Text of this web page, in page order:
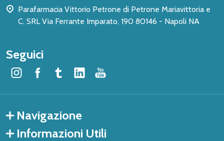
Parafarmacia Vittorio Petrone di Petrone Mariavittoria e
C. SRL Via Ferrante Imparato, 190 80146 - Napoli NA
Seguici
Navigazione
Informazioni Utili